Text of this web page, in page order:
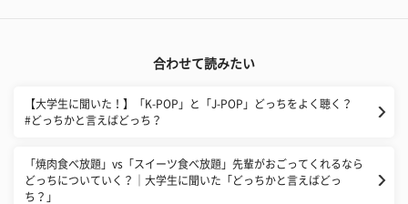
合わせて読みたい
【大学生に聞いた！】「K-POP」と「J-POP」どっちをよく聴く？
#どっちかと言えばどっち？
「焼肉食べ放題」vs「スイーツ食べ放題」先輩がおごってくれるなら
どっちについていく？｜大学生に聞いた「どっちかと言えばどっ
ち？」